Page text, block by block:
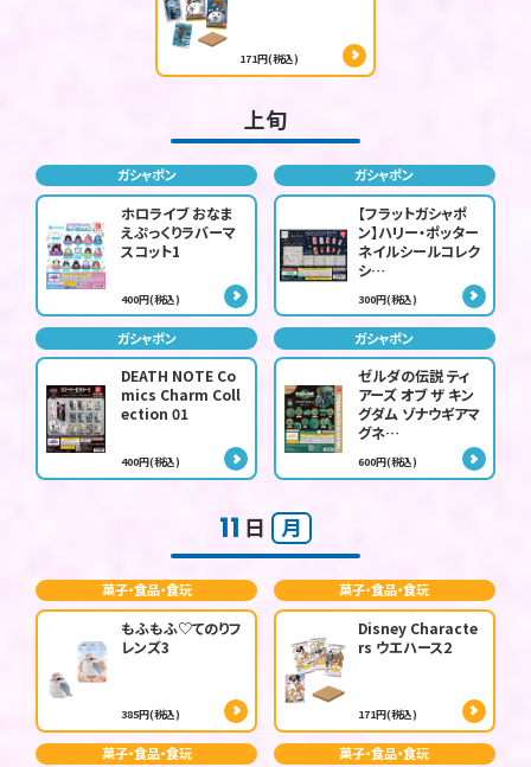
171円(税込)
上旬
ガシャポン
ホロライブ おなま
えぷっくりラバーマ
スコット1
400円(税込)
ガシャポン
【フラットガシャポ
ン】ハリー・ポッター
ネイルシールコレク
シ…
300円(税込)
ガシャポン
DEATH NOTE Co
mics Charm Coll
ection 01
400円(税込)
ガシャポン
ゼルダの伝説 ティ
アーズ オブ ザ キン
グダム ゾナウギアマ
グネ…
600円(税込)
11 日 月
菓子・食品・食玩
もふもふ♡てのりフ
レンズ3
385円(税込)
菓子・食品・食玩
Disney Characte
rs ウエハース2
171円(税込)
菓子・食品・食玩 菓子・食品・食玩